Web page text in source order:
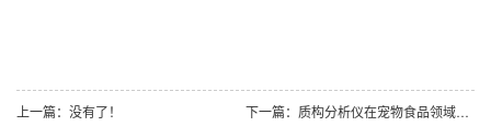
上一篇：没有了！ 下一篇：质构分析仪在宠物食品领域应用的最新进展-LABTEXTURE质研仪器